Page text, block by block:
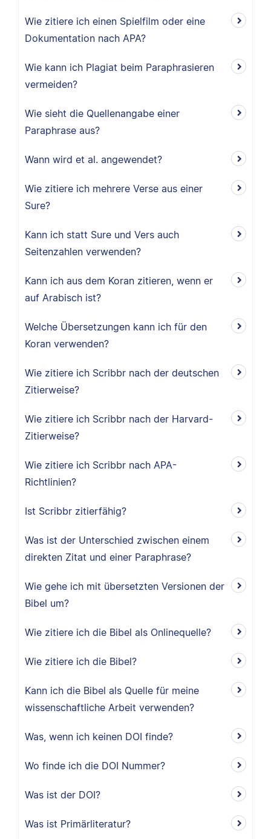
Wie zitiere ich einen Spielfilm oder eine
Dokumentation nach APA?
Wie kann ich Plagiat beim Paraphrasieren
vermeiden?
Wie sieht die Quellenangabe einer
Paraphrase aus?
Wann wird et al. angewendet?
Wie zitiere ich mehrere Verse aus einer
Sure?
Kann ich statt Sure und Vers auch
Seitenzahlen verwenden?
Kann ich aus dem Koran zitieren, wenn er
auf Arabisch ist?
Welche Übersetzungen kann ich für den
Koran verwenden?
Wie zitiere ich Scribbr nach der deutschen
Zitierweise?
Wie zitiere ich Scribbr nach der Harvard-
Zitierweise?
Wie zitiere ich Scribbr nach APA-
Richtlinien?
Ist Scribbr zitierfähig?
Was ist der Unterschied zwischen einem
direkten Zitat und einer Paraphrase?
Wie gehe ich mit übersetzten Versionen der
Bibel um?
Wie zitiere ich die Bibel als Onlinequelle?
Wie zitiere ich die Bibel?
Kann ich die Bibel als Quelle für meine
wissenschaftliche Arbeit verwenden?
Was, wenn ich keinen DOI finde?
Wo finde ich die DOI Nummer?
Was ist der DOI?
Was ist Primärliteratur?